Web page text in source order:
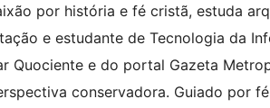
por história e fé cristã, estuda
e estudante de Tecnologia da
Quociente e do portal Gazeta
conservadora. Guiado por